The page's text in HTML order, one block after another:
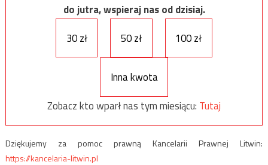
do jutra, wspieraj nas od dzisiaj.
30 zł
50 zł 100 zł
Inna kwota
Zobacz kto wparł nas tym miesiącu: Tutaj
Dziękujemy za pomoc prawną Kancelarii Prawnej Litwin:
https://kancelaria-litwin.pl